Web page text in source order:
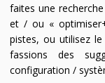
faites une
et / ou «
pistes, ou utilisez
fassions des
configuration /